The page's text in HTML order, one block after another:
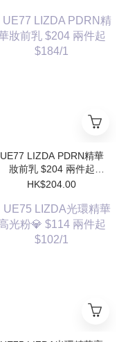
Refill)
UE77 LIZDA PDRN精華
妝前乳 $204 兩件起
$184/1
HK$204.00